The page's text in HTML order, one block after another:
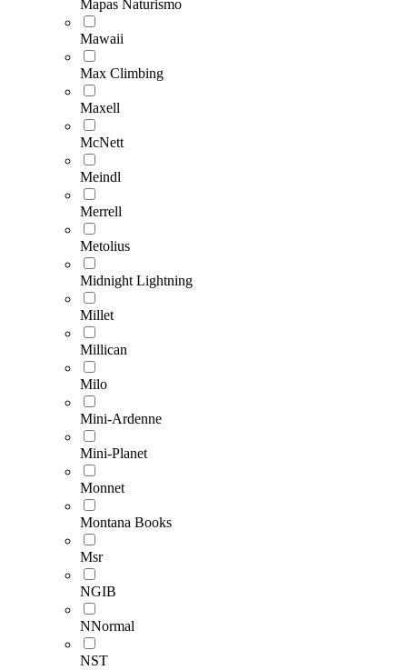
Mapas Naturismo
Mawaii
Max Climbing
Maxell
McNett
Meindl
Merrell
Metolius
Midnight Lightning
Millet
Millican
Milo
Mini-Ardenne
Mini-Planet
Monnet
Montana Books
Msr
NGIB
NNormal
NST